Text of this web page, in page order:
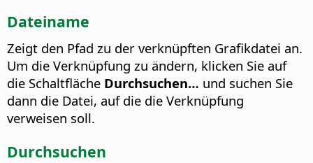
Dateiname
Zeigt den Pfad zu der verknüpften Grafikdatei an.
Um die Verknüpfung zu ändern, klicken Sie auf
die Schaltfläche Durchsuchen… und suchen Sie
dann die Datei, auf die die Verknüpfung
verweisen soll.
Durchsuchen